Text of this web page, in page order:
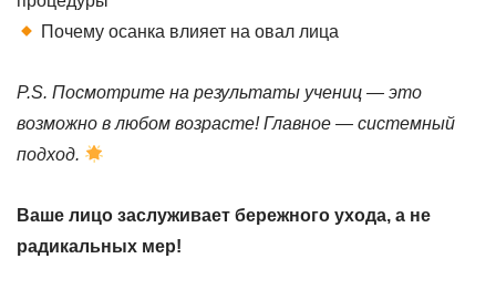
Почему осанка влияет на овал лица
P.S. Посмотрите на результаты учениц — это
возможно в любом возрасте! Главное — системный
подход.
Ваше лицо заслуживает бережного ухода, а не
радикальных мер!